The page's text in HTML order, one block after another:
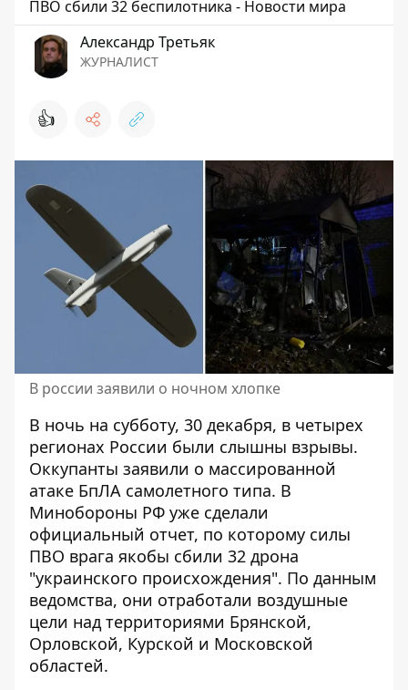
ПВО сбили 32 беспилотника - Новости мира
Александр Третьяк
ЖУРНАЛИСТ
👍
В россии заявили о ночном хлопке
В ночь на субботу, 30 декабря, в четырех
регионах России были слышны взрывы.
Оккупанты заявили о массированной
атаке БпЛА самолетного типа. В
Минобороны РФ уже сделали
официальный отчет, по которому силы
ПВО врага якобы сбили 32 дрона
"украинского происхождения". По данным
ведомства, они отработали воздушные
цели над территориями Брянской,
Орловской, Курской и Московской
областей.